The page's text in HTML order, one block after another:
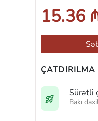
15.36
ÇATDIRILMA
Sürətli
Bakı